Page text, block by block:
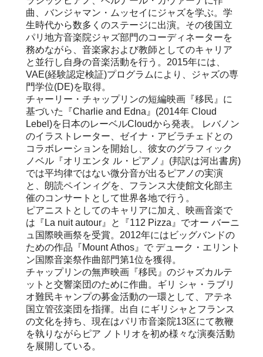
曲、バンジャマン・ムッセイにジャズを学ぶ。学
生時代から数多くのステージに出演。その後国立
パリ地方音楽院ジャズ部門のコーディネーターを
務めながら、音楽家および教師としてのキャリア
と並行し自身の音楽活動を行う。2015年には、
VAE(経験認定検証)プログラムにより、ジャズの専
門学位(DE)を取得。
チャーリー・チャップリンの短編映画『移民』に
基づいた『Charlie and Edna』(2014年 Cloud
Lebel)を日本のレーベルCloudから発表。 レバノン
のイラストレーター、ゼイナ・アビラチェドとの
コラボレーションを開始し、彼女のグラフィック
ノベル『オリエンタ ル・ピアノ』(邦訳は河出書房)
では平均律ではない微分音が出るピアノの実演
と、朗読ペインィグを、フランス大使館文化部主
催のコンサートとして世界各地で行う。
ピアニストとしてのキャリアに加え、映画音楽で
は『La nuit autour』と『112 Pizza』でオー バーニ
ュ国際映画祭を受賞。2012年にはビッグバンドの
ための作品『Mount Athos』で デューク・エリント
ン国際音楽祭作曲部門第1位を獲得。
チャップリンの無声映画『移民』のジャズカルテ
ットと交響楽団のために作曲。ギリ シャ・ラブリ
オ難民キャンプの募金活動の一環として、アテネ
国立管弦楽団を指揮。出自 にギリシャとフランス
の文化を持ち、現在はパリ市音楽院13区にて教鞭
を執りながらピア ノトリオを初め様々な演奏活動
を展開している。